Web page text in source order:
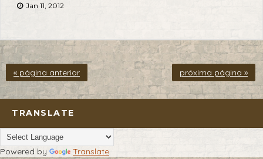
Jan 11, 2012
« página anterior próxima página »
TRANSLATE
Powered by Translate